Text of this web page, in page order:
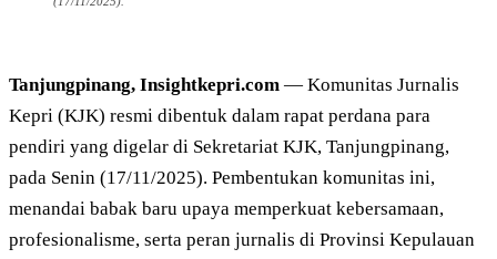
Tanjungpinang, Insightkepri.com — Komunitas Jurnalis
Kepri (KJK) resmi dibentuk dalam rapat perdana para
pendiri yang digelar di Sekretariat KJK, Tanjungpinang,
pada Senin (17/11/2025). Pembentukan komunitas ini,
menandai babak baru upaya memperkuat kebersamaan,
profesionalisme, serta peran jurnalis di Provinsi Kepulauan